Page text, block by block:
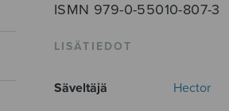
ISMN 979-0-55010-807-3
LISÄTIEDOT
Säveltäjä
Hector